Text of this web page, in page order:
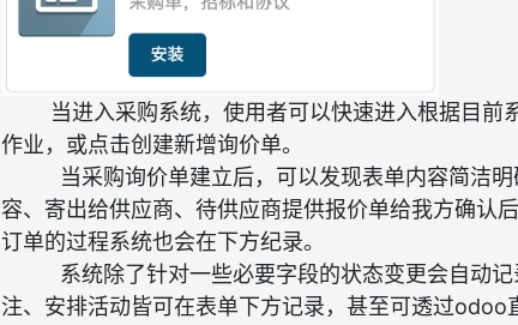
当进入采购系统，使用者可以快速进入根据目前
作业，或点击创建新增询价单。
当采购询价单建立后，可以发现表单内容简洁
容、寄出给供应商、待供应商提供报价单给我方确认
订单的过程系统也会在下方纪录。
系统除了针对一些必要字段的状态变更会自动
注、安排活动皆可在表单下方记录，甚至可透过odoo